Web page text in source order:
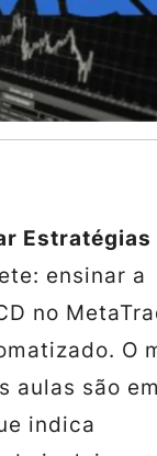
Estratégias
ensinar a
no
O
aulas são
indica